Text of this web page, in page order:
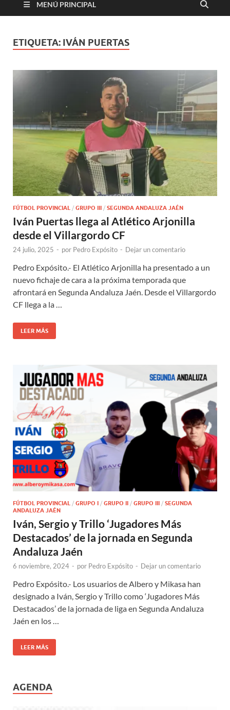
MENÚ PRINCIPAL
ETIQUETA: IVÁN PUERTAS
FÚTBOL PROVINCIAL / GRUPO III / SEGUNDA ANDALUZA JAÉN
Iván Puertas llega al Atlético Arjonilla
desde el Villargordo CF
24 julio, 2025 - por Pedro Expósito - Dejar un comentario
Pedro Expósito.- El Atlético Arjonilla ha presentado a un
nuevo fichaje de cara a la próxima temporada que
afrontará en Segunda Andaluza Jaén. Desde el Villargordo
CF llega a la …
LEER MÁS
FÚTBOL PROVINCIAL / GRUPO I / GRUPO II / GRUPO III / SEGUNDA
ANDALUZA JAÉN
Iván, Sergio y Trillo ‘Jugadores Más
Destacados’ de la jornada en Segunda
Andaluza Jaén
6 noviembre, 2024 - por Pedro Expósito - Dejar un comentario
Pedro Expósito.- Los usuarios de Albero y Mikasa han
designado a Iván, Sergio y Trillo como ‘Jugadores Más
Destacados’ de la jornada de liga en Segunda Andaluza
Jaén en los …
LEER MÁS
AGENDA